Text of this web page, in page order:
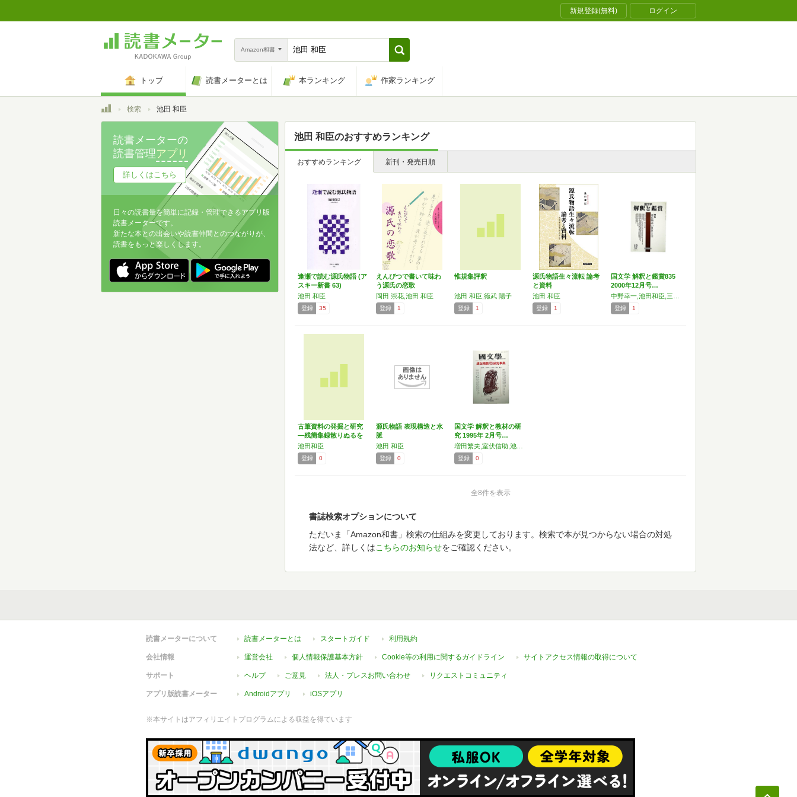
新規登録(無料) ログイン
Amazon和書
トップ 読書メーターとは 本ランキング 作家ランキング
トップ検索 池田 和臣
池田 和臣のおすすめランキング
おすすめランキング 新刊・発売日順
逢瀬で読む源氏物語 (ア
スキー新書 63)
池田 和臣
登録 35
えんぴつで書いて味わ
う源氏の恋歌
岡田 崇花,池田 和臣
登録 1
惟規集評釈
池田 和臣,徳武 陽子
登録 1
源氏物語生々流転 論考
と資料
池田 和臣
登録 1
国文学 解釈と鑑賞835
2000年12月号…
登録 1
古筆資料の発掘と研究
―残簡集録散りぬるを
池田和臣
登録 0
源氏物語 表現構造と水
脈
池田 和臣
登録 0
国文学 解釈と教材の研
究 1995年 2月号…
登録 0
全8件を表示
書誌検索オプションについて
ただいま「Amazon和書」検索の仕組みを変更しております。検索で本が見つからない場合の対処
法など、詳しくはこちらのお知らせをご確認ください。
読書メーターの
読書管理アプリ
詳しくはこちら
日々の読書量を簡単に記録・管理できるアプリ版
読書メーターです。
新たな本との出会いや読書仲間とのつながりが、
読書をもっと楽しくします。
読書メーターについて 読書メーターとは スタートガイド 利用規約
会社情報 運営会社 個人情報保護基本方針 Cookie等の利用に関するガイドライン サイトアクセス情報の取得について
サポート ヘルプ ご意見 法人・プレスお問い合わせ リクエストコミュニティ
アプリ版読書メーター Androidアプリ iOSアプリ
※本サイトはアフィリエイトプログラムによる収益を得ています